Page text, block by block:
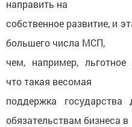
направить на
собственное развитие, и
большего числа МСП,
чем, например, льготное
что такая весомая
поддержка
обязательствам бизнеса в